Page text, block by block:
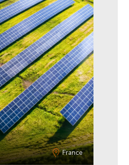
France